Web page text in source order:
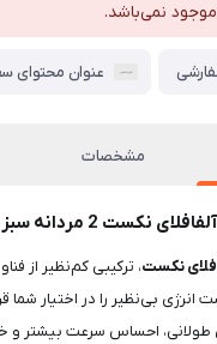
نمی‌باشد.
عنوان محتوای
مشخصات
سبز را بیشتر بشناسید
فلای نکست، ترکیبی کم‌نظیر از
انرژی بی‌نظیر را در اختیار شما
احساس سرعت بیشتر و